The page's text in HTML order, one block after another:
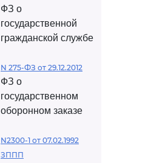
ФЗ о
государственной
гражданской службе
N 275-ФЗ от 29.12.2012
ФЗ о
государственном
оборонном заказе
N2300-1 от 07.02.1992
ЗППП